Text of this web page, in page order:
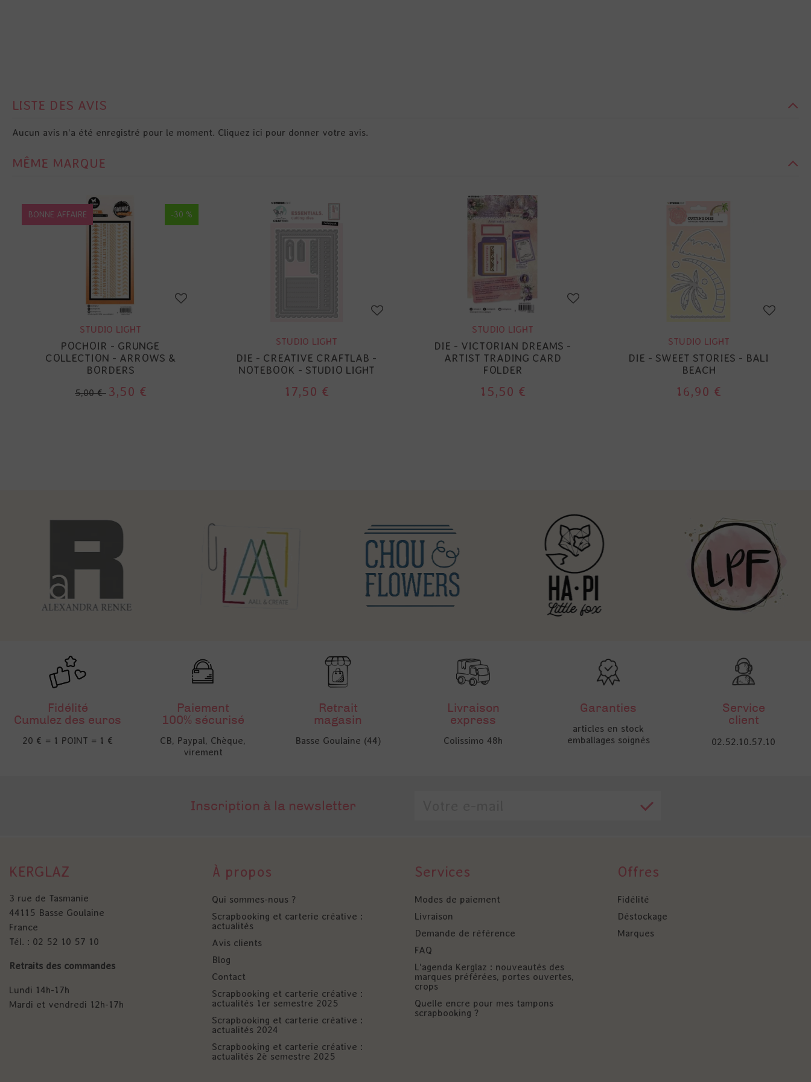
LISTE DES AVIS
Aucun avis n'a été enregistré pour le moment. Cliquez ici pour donner votre avis.
MÊME MARQUE
BONNE AFFAIRE -30 %
STUDIO LIGHT
POCHOIR - GRUNGE
COLLECTION - ARROWS &
BORDERS
5,00 € 3,50 €
STUDIO LIGHT
DIE - CREATIVE CRAFTLAB -
NOTEBOOK - STUDIO LIGHT
17,50 €
STUDIO LIGHT
DIE - VICTORIAN DREAMS -
ARTIST TRADING CARD
FOLDER
15,50 €
STUDIO LIGHT
DIE - SWEET STORIES - BALI
BEACH
16,90 €
Fidélité
Cumulez des euros
20 € = 1 POINT = 1 €
Paiement
100% sécurisé
CB, Paypal, Chèque,
virement
Retrait
magasin
Basse Goulaine (44)
Livraison
express
Colissimo 48h
Garanties
articles en stock
emballages soignés
Service
client
02.52.10.57.10
Inscription à la newsletter
KERGLAZ
3 rue de Tasmanie
44115 Basse Goulaine
France
Tél. : 02 52 10 57 10
Retraits des commandes
Lundi 14h-17h
Mardi et vendredi 12h-17h
À propos
Qui sommes-nous ?
Scrapbooking et carterie créative :
actualités
Avis clients
Blog
Contact
Scrapbooking et carterie créative :
actualités 1er semestre 2025
Scrapbooking et carterie créative :
actualités 2024
Scrapbooking et carterie créative :
actualités 2è semestre 2025
Services
Modes de paiement
Livraison
Demande de référence
FAQ
L'agenda Kerglaz : nouveautés des
marques préférées, portes ouvertes,
crops
Quelle encre pour mes tampons
scrapbooking ?
Offres
Fidélité
Déstockage
Marques